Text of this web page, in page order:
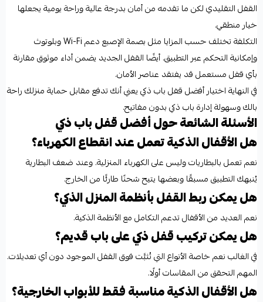
القفل التقليدي لكن ما تقدمه من أمان بدرجة عالية وراحة يومية يجعلها
خيار منطقي.
التكلفة تختلف حسب المزايا مثل بصمة الإصبع دعم Wi-Fi وبلوتوث
وإمكانية التحكم عبر التطبيق. أيضًا القفل الجديد يضمن أداء موثوق مقارنة
بأي قفل مستعمل قد يفتقد عناصر الأمان.
في النهاية اختيار أفضل قفل باب ذكي يعني أنك تدفع مقابل حماية منزلك راحة
بالك وسهولة إدارة باب ذكي بدون مفاتيح.
الأسئلة الشائعة حول أفضل قفل باب ذكي
هل الأقفال الذكية تعمل عند انقطاع الكهرباء؟
نعم تعمل بالبطاريات وليس على الكهرباء المنزلية. وعند ضعف البطارية
يُنبهك التطبيق مسبقًا وبعضها يتيح شحنًا طارئًا من الخارج.
هل يمكن ربط القفل بأنظمة المنزل الذكي؟
نعم العديد من الأقفال تدعم التكامل مع الأنظمة الذكية.
هل يمكن تركيب قفل ذكي على باب قديم؟
في الغالب نعم خاصة الأنواع التي تُثبَّت فوق القفل الموجود دون أي تعديلات.
المهم التحقق من المقاسات أولًا.
هل الأقفال الذكية مناسبة فقط للأبواب الخارجية؟